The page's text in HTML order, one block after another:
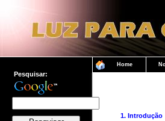
Pesquisar:
1. Introdução